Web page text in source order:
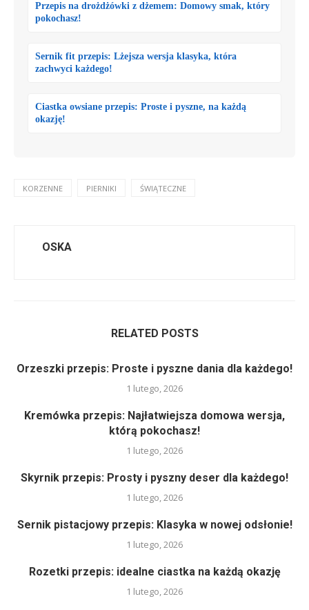
Przepis na drożdżówki z dżemem: Domowy smak, który
pokochasz!
Sernik fit przepis: Lżejsza wersja klasyka, która
zachwyci każdego!
Ciastka owsiane przepis: Proste i pyszne, na każdą
okazję!
KORZENNE PIERNIKI ŚWIĄTECZNE
OSKA
RELATED POSTS
Orzeszki przepis: Proste i pyszne dania dla każdego!
1 lutego, 2026
Kremówka przepis: Najłatwiejsza domowa wersja,
którą pokochasz!
1 lutego, 2026
Skyrnik przepis: Prosty i pyszny deser dla każdego!
1 lutego, 2026
Sernik pistacjowy przepis: Klasyka w nowej odsłonie!
1 lutego, 2026
Rozetki przepis: idealne ciastka na każdą okazję
1 lutego, 2026